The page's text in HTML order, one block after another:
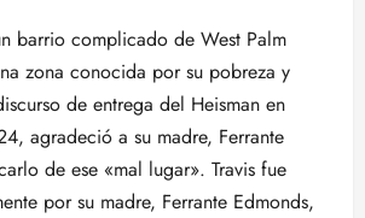
barrio complicado de West Palm
zona conocida por su pobreza y
de entrega del Heisman en
agradeció a su madre, Ferrante
de ese «mal lugar». Travis fue
por su madre, Ferrante Edmonds,